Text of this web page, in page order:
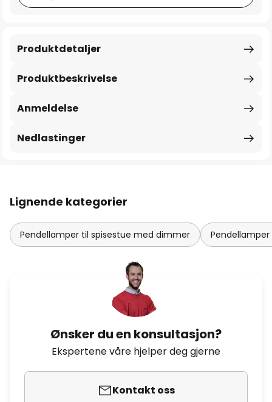
Produktbeskrivelse
Produktdetaljer
Anmeldelse
Nedlastinger
Lignende kategorier
Pendellamper til spisestue med dimmer
Ønsker du en konsultasjon?
Ekspertene våre hjelper deg gjerne
Kontakt oss